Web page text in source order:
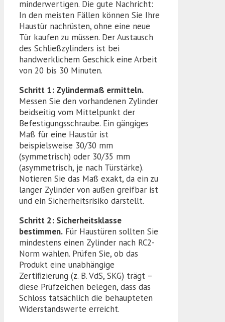
minderwertigen. Die gute Nachricht:
In den meisten Fällen können Sie Ihre
Haustür nachrüsten, ohne eine neue
Tür kaufen zu müssen. Der Austausch
des Schließzylinders ist bei
handwerklichem Geschick eine Arbeit
von 20 bis 30 Minuten.
Schritt 1: Zylindermaß ermitteln.
Messen Sie den vorhandenen Zylinder
beidseitig vom Mittelpunkt der
Befestigungsschraube. Ein gängiges
Maß für eine Haustür ist
beispielsweise 30/30 mm
(symmetrisch) oder 30/35 mm
(asymmetrisch, je nach Türstärke).
Notieren Sie das Maß exakt, da ein zu
langer Zylinder von außen greifbar ist
und ein Sicherheitsrisiko darstellt.
Schritt 2: Sicherheitsklasse
bestimmen. Für Haustüren sollten Sie
mindestens einen Zylinder nach RC2-
Norm wählen. Prüfen Sie, ob das
Produkt eine unabhängige
Zertifizierung (z. B. VdS, SKG) trägt –
diese Prüfzeichen belegen, dass das
Schloss tatsächlich die behaupteten
Widerstandswerte erreicht.